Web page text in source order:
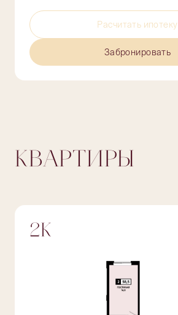
Расчитать ипотеку
Забронировать
КВАРТИРЫ
2К